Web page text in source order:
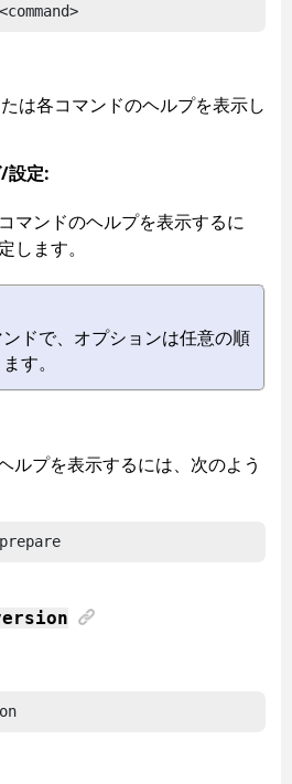
は各コマンドのヘルプを表示し
設定:
マンドのヘルプを表示するに
します。
ドで、オプションは任意の順
す。
ルプを表示するには、次のよう